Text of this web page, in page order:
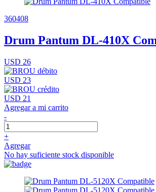
360408
Drum Pantum DL-410X
USD 26
USD 23
USD 21
Agregar a mi carrito
-
+
Agregar
No hay suficiente stock disponible